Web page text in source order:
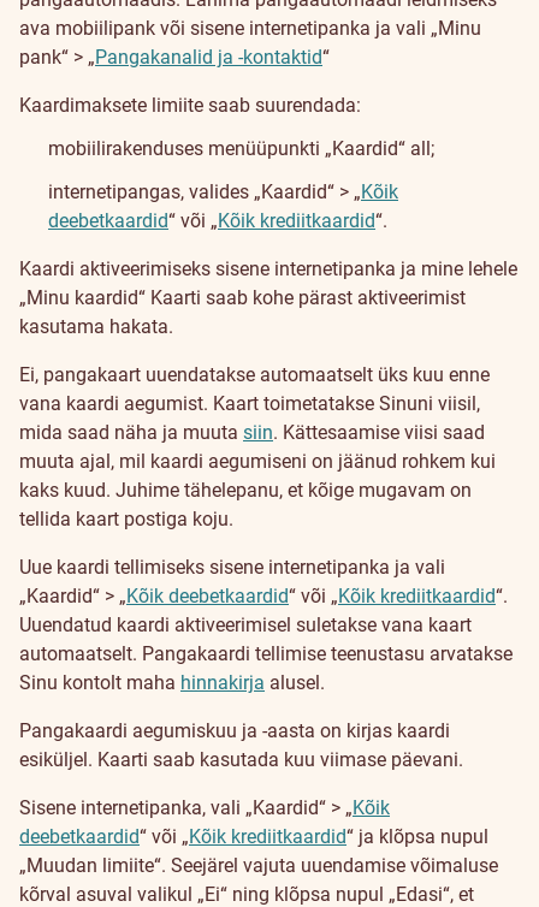
ava mobiilipank või sisene internetipanka ja vali „Minu
pank“ > „Pangakanalid ja -kontaktid“
Kaardimaksete limiite saab suurendada:
mobiilirakenduses menüüpunkti „Kaardid“ all;
internetipangas, valides „Kaardid“ > „Kõik
deebetkaardid“ või „Kõik krediitkaardid“.
Kaardi aktiveerimiseks sisene internetipanka ja mine lehele
„Minu kaardid“ Kaarti saab kohe pärast aktiveerimist
kasutama hakata.
Ei, pangakaart uuendatakse automaatselt üks kuu enne
vana kaardi aegumist. Kaart toimetatakse Sinuni viisil,
mida saad näha ja muuta siin. Kättesaamise viisi saad
muuta ajal, mil kaardi aegumiseni on jäänud rohkem kui
kaks kuud. Juhime tähelepanu, et kõige mugavam on
tellida kaart postiga koju.
Uue kaardi tellimiseks sisene internetipanka ja vali
„Kaardid“ > „Kõik deebetkaardid“ või „Kõik krediitkaardid“.
Uuendatud kaardi aktiveerimisel suletakse vana kaart
automaatselt. Pangakaardi tellimise teenustasu arvatakse
Sinu kontolt maha hinnakirja alusel.
Pangakaardi aegumiskuu ja -aasta on kirjas kaardi
esiküljel. Kaarti saab kasutada kuu viimase päevani.
Sisene internetipanka, vali „Kaardid“ > „Kõik
deebetkaardid“ või „Kõik krediitkaardid“ ja klõpsa nupul
„Muudan limiite“. Seejärel vajuta uuendamise võimaluse
kõrval asuval valikul „Ei“ ning klõpsa nupul „Edasi“, et